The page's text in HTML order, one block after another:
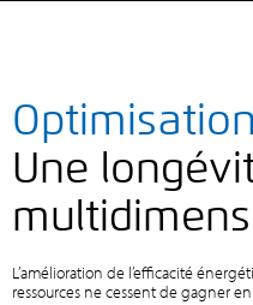
Une
L’amélioration de l’efficacité
ressources ne cessent de gagner